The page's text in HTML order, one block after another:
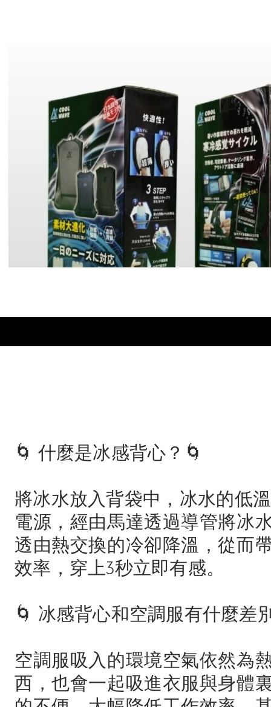
🌀 什麼是冰感背心？🌀
將冰水放入背袋中，冰水的低
電源，經由馬達透過導管將冰
透由熱交換的冷卻降溫，從而
效率，穿上3秒立即有感。
🌀 冰感背心和空調服有什麼差
空調服吸入的環境空氣依然為
西，也會一起吸進衣服與身體